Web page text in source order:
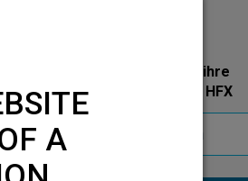
Holen Sie sich noch heute ihre
Informationsbroschüre zu HFX
A